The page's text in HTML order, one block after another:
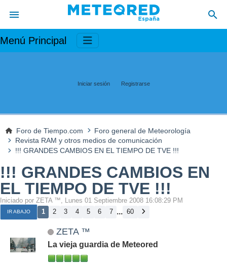
Menú Principal
Iniciar sesión Registrarse
Foro de Tiempo.com
Foro general de Meteorología
Revista RAM y otros medios de comunicación
!!! GRANDES CAMBIOS EN EL TIEMPO DE TVE !!!
!!! GRANDES CAMBIOS EN
EL TIEMPO DE TVE !!!
Iniciado por ZETA ™, Lunes 01 Septiembre 2008 16:08:29 PM
IR ABAJO 1 2 3 4 5 6 7 ... 60
ZETA ™
La vieja guardia de Meteored